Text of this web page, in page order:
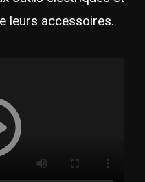
leurs accessoires.